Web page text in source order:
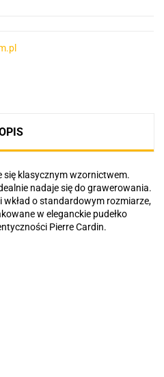
się klasycznym wzornictwem.
nadaje się do grawerowania.
o standardowym rozmiarze,
w eleganckie pudełko
Pierre Cardin.